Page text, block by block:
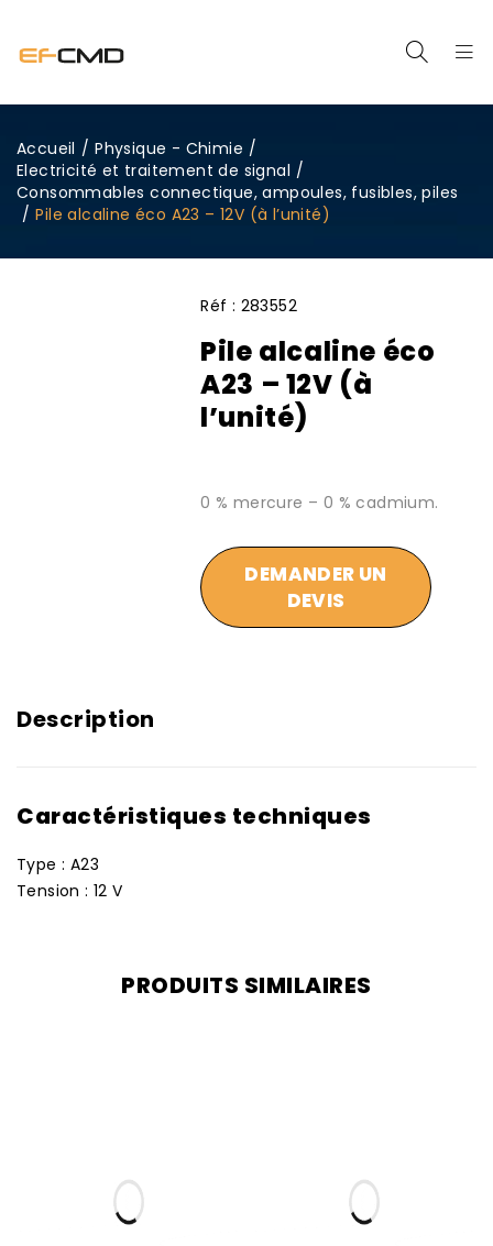
Accueil / Physique - Chimie /
Electricité et traitement de signal /
Consommables connectique, ampoules, fusibles, piles
/ Pile alcaline éco A23 – 12V (à l’unité)
Réf : 283552
Pile alcaline éco
A23 – 12V (à
l’unité)
0 % mercure – 0 % cadmium.
DEMANDER UN
DEVIS
Description
Caractéristiques techniques
Type : A23
Tension : 12 V
PRODUITS SIMILAIRES